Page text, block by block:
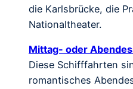
die Karlsbrücke, die
Nationaltheater.
Mittag- oder
Diese Schifffahrten
romantisches